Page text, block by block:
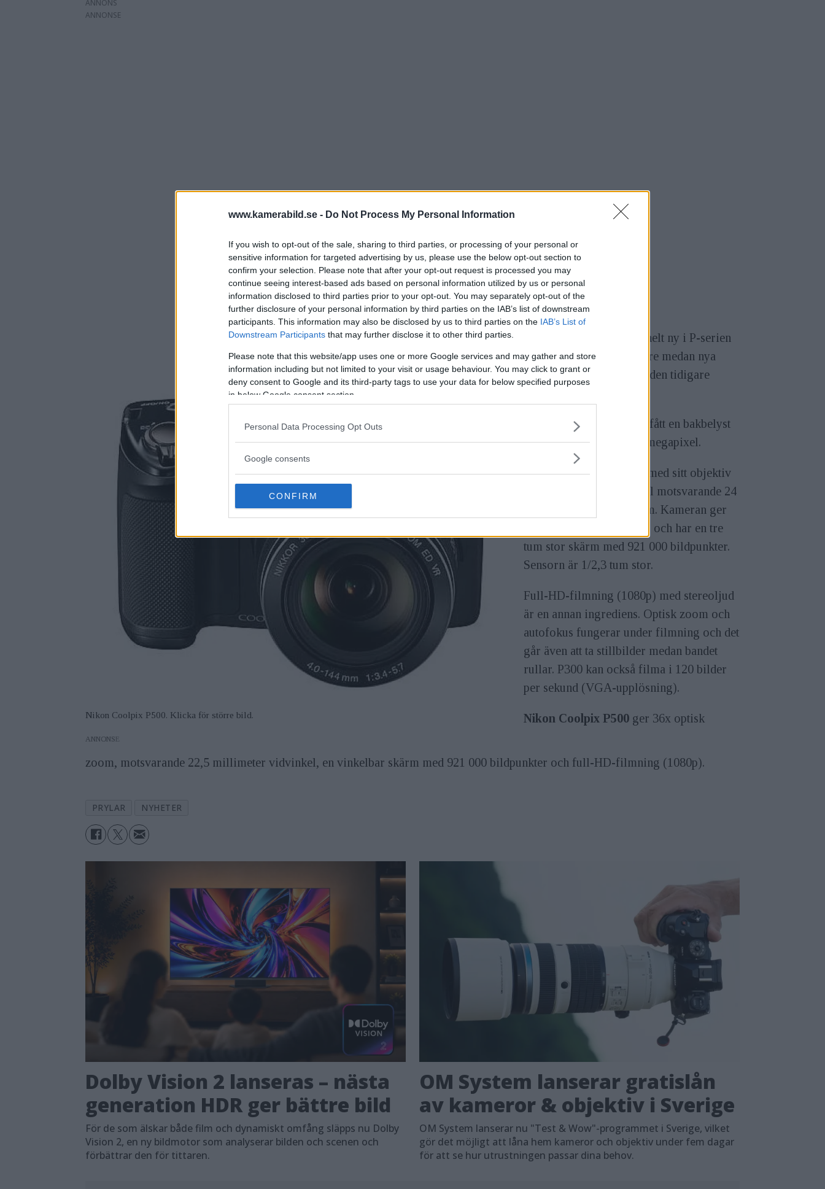
www.kamerabild.se - Do Not Process My Personal Information
If you wish to opt-out of the sale, sharing to third parties, or processing of your personal or
sensitive information for targeted advertising by us, please use the below opt-out section to
confirm your selection. Please note that after your opt-out request is processed you may
continue seeing interest-based ads based on personal information utilized by us or personal
information disclosed to third parties prior to your opt-out. You may separately opt-out of the
further disclosure of your personal information by third parties on the IAB’s list of downstream
participants. This information may also be disclosed by us to third parties on the IAB’s List of
Downstream Participants that may further disclose it to other third parties.
Please note that this website/app uses one or more Google services and may gather and store
information including but not limited to your visit or usage behaviour. You may click to grant or
deny consent to Google and its third-party tags to use your data for below specified purposes
in below Google consent section.
Personal Data Processing Opt Outs
Google consents
CONFIRM
ANNONS
Nikon Coolpix P500. Klicka för större bild.
är helt ny i P-serien
och alltså ingen uppföljare medan nya
Coolpix P500 följer upp den tidigare
Både P300 och P500 har fått en bakbelyst
CMOS-sensor med tolv megapixel.
ANNONS
Coolpix P300
stoltserar med sitt objektiv
– ljusstyrka 1,8, vidvinkel motsvarande 24
millimeter och 4,2x zoom. Kameran ger
fulla manuella kontroller och har en tre
tum stor skärm med 921 000 bildpunkter.
Sensorn är 1/2,3 tum stor.
Full-HD-filmning (1080p) med stereoljud
är en annan ingrediens. Optisk zoom och
autofokus fungerar under filmning och det
går även att ta stillbilder medan bandet
rullar. P300 kan också filma i 120 bilder
per sekund (VGA-upplösning).
Nikon Coolpix P500 ger 36x optisk
zoom, motsvarande 22,5 millimeter vidvinkel, en vinkelbar skärm med 921 000 bildpunkter och full-HD-filmning (1080p).
PRYLAR NYHETER
Dolby Vision 2 lanseras – nästa
generation HDR ger bättre bild
För de som älskar både film och dynamiskt omfång släpps nu Dolby
Vision 2, en ny bildmotor som analyserar bilden och scenen och
förbättrar den för tittaren.
OM System lanserar gratislån
av kameror & objektiv i Sverige
OM System lanserar nu "Test & Wow"-programmet i Sverige, vilket
gör det möjligt att låna hem kameror och objektiv under fem dagar
för att se hur utrustningen passar dina behov.